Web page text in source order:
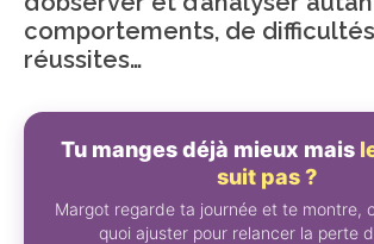
comportements, de
réussites…
Tu manges déjà mieux mais
suit pas ?
Margot regarde ta journée et te montre,
quoi ajuster pour relancer la perte